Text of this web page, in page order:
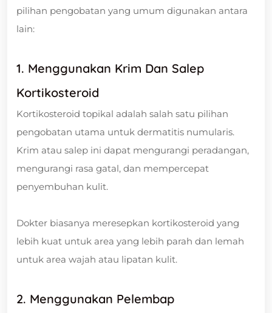
pilihan pengobatan yang umum digunakan antara
lain:
1. Menggunakan Krim Dan Salep
Kortikosteroid
Kortikosteroid topikal adalah salah satu pilihan
pengobatan utama untuk dermatitis numularis.
Krim atau salep ini dapat mengurangi peradangan,
mengurangi rasa gatal, dan mempercepat
penyembuhan kulit.
Dokter biasanya meresepkan kortikosteroid yang
lebih kuat untuk area yang lebih parah dan lemah
untuk area wajah atau lipatan kulit.
2. Menggunakan Pelembap